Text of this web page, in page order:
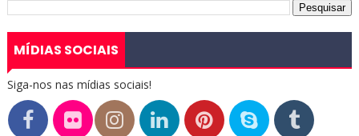
MÍDIAS SOCIAIS
Siga-nos nas mídias sociais!